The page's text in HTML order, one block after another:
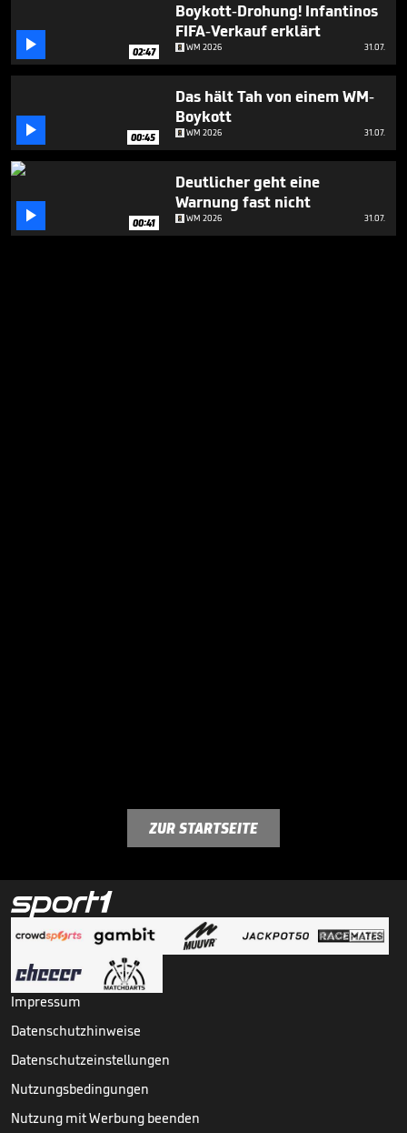
 02:47
Boykott-Drohung! Infantinos
FIFA-Verkauf erklärt
WM 2026 31.07.
 00:45
Das hält Tah von einem WM-
Boykott
WM 2026 31.07.
 00:41
Deutlicher geht eine
Warnung fast nicht
WM 2026 31.07.
ZUR STARTSEITE
Impressum
Datenschutzhinweise
Datenschutzeinstellungen
Nutzungsbedingungen
Nutzung mit Werbung beenden